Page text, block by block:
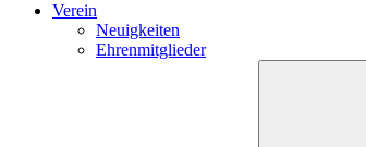
Verein
Neuigkeiten
Ehrenmitglieder